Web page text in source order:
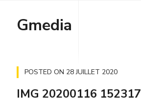
Gmedia
POSTED ON 28 JUILLET 2020
IMG 20200116 152317